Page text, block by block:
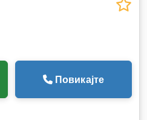
Повикајте